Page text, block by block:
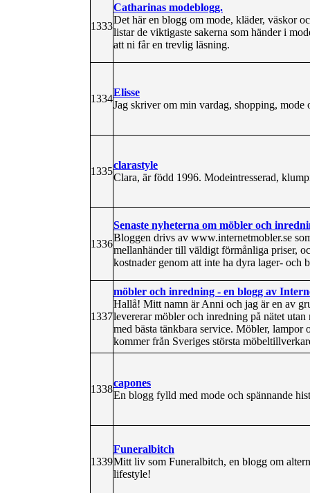
1333
Catharinas modeblogg.
Det här en blogg om mode, kläder, väskor
listar de viktigaste sakerna som händer i
att ni får en trevlig läsning.
1334
Elisse
Jag skriver om min vardag, shopping, mode
1335
clarastyle
Clara, är född 1996. Modeintresserad,
1336
Senaste nyheterna om möbler och
Bloggen drivs av www.internetmobler.se
mellanhänder till väldigt förmånliga priser,
kostnader genom att inte ha dyra lager- och
1337
möbler och inredning - en blogg av
Hallå! Mitt namn är Anni och jag är en av
levererar möbler och inredning på nätet
med bästa tänkbara service. Möbler,
kommer från Sveriges största
1338
capones
En blogg fylld med mode och spännande
1339
Funeralbitch
Mitt liv som Funeralbitch, en blogg om
lifestyle!